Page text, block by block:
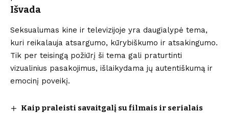
Išvada
Seksualumas kine ir televizijoje yra daugialypė tema,
kuri reikalauja atsargumo, kūrybiškumo ir atsakingumo.
Tik per teisingą požiūrį ši tema gali praturtinti
vizualinius pasakojimus, išlaikydama jų autentiškumą ir
emocinį poveikį.
Kaip praleisti savaitgalį su filmais ir serialais